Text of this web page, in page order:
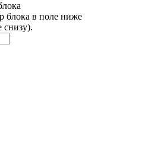
блока в поле ниже
снизу).